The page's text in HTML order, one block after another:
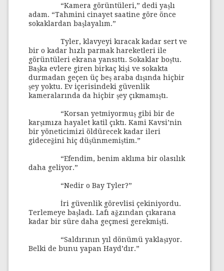
“Kamera görüntüleri,” dedi yaşlı
adam. “Tahmini cinayet saatine göre önce
sokaklardan başlayalım.”
Tyler, klavyeyi kıracak kadar sert ve
bir o kadar hızlı parmak hareketleri ile
görüntüleri ekrana yansıttı. Sokaklar boştu.
Başka evlere giren birkaç kişi ve sokakta
durmadan geçen üç beş araba dışında hiçbir
şey yoktu. Ev içerisindeki güvenlik
kameralarında da hiçbir şey çıkmamıştı.
“Korsan yetmiyormuş gibi bir de
karşımıza hayalet katil çıktı. Kami Kavsi’nin
bir yöneticimizi öldürecek kadar ileri
gideceğini hiç düşünmemiştim.”
“Efendim, benim aklıma bir olasılık
daha geliyor.”
“Nedir o Bay Tyler?”
İri güvenlik görevlisi çekiniyordu.
Terlemeye başladı. Lafı ağzından çıkarana
kadar bir süre daha geçmesi gerekmişti.
“Saldırının yıl dönümü yaklaşıyor.
Belki de bunu yapan Hayd’dır.”